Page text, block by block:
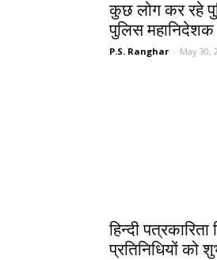
कुछ लोग कर रहे
पुलिस महानिदेशक
P.S. Ranghar - May 30,
हिन्दी
प्रतिनिधियों को